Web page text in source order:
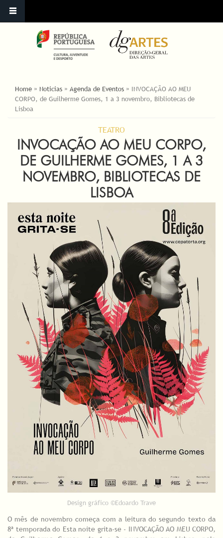
ESTÁ AQUI
Home » Noticias » Agenda de Eventos » INVOCAÇÃO AO MEU
CORPO, de Guilherme Gomes, 1 a 3 novembro, Bibliotecas de
Lisboa
TEATRO
INVOCAÇÃO AO MEU CORPO,
DE GUILHERME GOMES, 1 A 3
NOVEMBRO, BIBLIOTECAS DE
LISBOA
Design gráfico ©Edoardo Trave
O mês de novembro começa com a leitura do segundo texto da
8ª temporada do Esta noite grita-se - INVOCAÇÃO AO MEU CORPO,